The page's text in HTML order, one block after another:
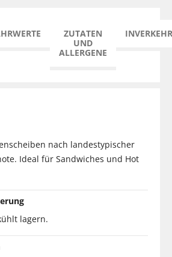
ZUTATEN
UND
ALLERGENE
nach landestypischer
Ideal für Sandwiches und Hot
lagern.